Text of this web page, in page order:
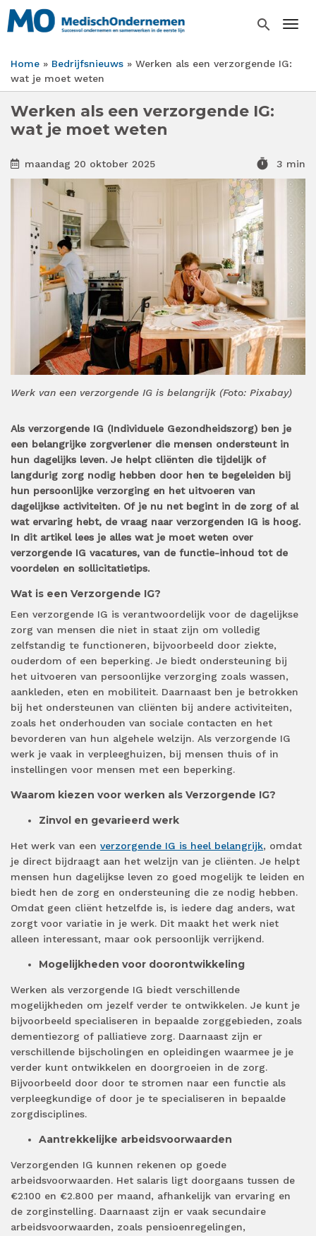
Overslaan
en
inhoud
gaan
search
Kruimelpad
Home Bedrijfsnieuws
Werken als een verzorgende IG:
wat je moet weten
Werken als een verzorgende IG:
wat je moet weten
maandag 20 oktober 2025 timer 3 min
Werk van een verzorgende IG is belangrijk (Foto: Pixabay)
Als verzorgende IG (Individuele Gezondheidszorg) ben je
een belangrijke zorgverlener die mensen ondersteunt in
hun dagelijks leven. Je helpt cliënten die tijdelijk of
langdurig zorg nodig hebben door hen te begeleiden bij
hun persoonlijke verzorging en het uitvoeren van
dagelijkse activiteiten. Of je nu net begint in de zorg of al
wat ervaring hebt, de vraag naar verzorgenden IG is hoog.
In dit artikel lees je alles wat je moet weten over
verzorgende IG vacatures, van de functie-inhoud tot de
voordelen en sollicitatietips.
Wat is een Verzorgende IG?
Een verzorgende IG is verantwoordelijk voor de dagelijkse
zorg van mensen die niet in staat zijn om volledig
zelfstandig te functioneren, bijvoorbeeld door ziekte,
ouderdom of een beperking. Je biedt ondersteuning bij
het uitvoeren van persoonlijke verzorging zoals wassen,
aankleden, eten en mobiliteit. Daarnaast ben je betrokken
bij het ondersteunen van cliënten bij andere activiteiten,
zoals het onderhouden van sociale contacten en het
bevorderen van hun algehele welzijn. Als verzorgende IG
werk je vaak in verpleeghuizen, bij mensen thuis of in
instellingen voor mensen met een beperking.
Waarom kiezen voor werken als Verzorgende IG?
Zinvol en gevarieerd werk
Het werk van een verzorgende IG is heel belangrijk, omdat
je direct bijdraagt aan het welzijn van je cliënten. Je helpt
mensen hun dagelijkse leven zo goed mogelijk te leiden en
biedt hen de zorg en ondersteuning die ze nodig hebben.
Omdat geen cliënt hetzelfde is, is iedere dag anders, wat
zorgt voor variatie in je werk. Dit maakt het werk niet
alleen interessant, maar ook persoonlijk verrijkend.
Mogelijkheden voor doorontwikkeling
Werken als verzorgende IG biedt verschillende
mogelijkheden om jezelf verder te ontwikkelen. Je kunt je
bijvoorbeeld specialiseren in bepaalde zorggebieden, zoals
dementiezorg of palliatieve zorg. Daarnaast zijn er
verschillende bijscholingen en opleidingen waarmee je je
verder kunt ontwikkelen en doorgroeien in de zorg.
Bijvoorbeeld door door te stromen naar een functie als
verpleegkundige of door je te specialiseren in bepaalde
zorgdisciplines.
Aantrekkelijke arbeidsvoorwaarden
Verzorgenden IG kunnen rekenen op goede
arbeidsvoorwaarden. Het salaris ligt doorgaans tussen de
€2.100 en €2.800 per maand, afhankelijk van ervaring en
de zorginstelling. Daarnaast zijn er vaak secundaire
arbeidsvoorwaarden, zoals pensioenregelingen,